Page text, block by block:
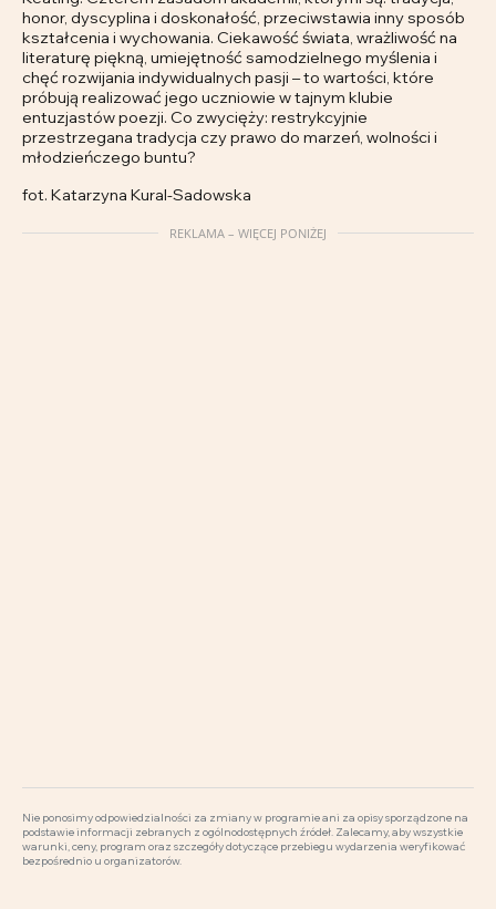
honor, dyscyplina i doskonałość, przeciwstawia inny sposób
kształcenia i wychowania. Ciekawość świata, wrażliwość na
literaturę piękną, umiejętność samodzielnego myślenia i
chęć rozwijania indywidualnych pasji – to wartości, które
próbują realizować jego uczniowie w tajnym klubie
entuzjastów poezji. Co zwycięży: restrykcyjnie
przestrzegana tradycja czy prawo do marzeń, wolności i
młodzieńczego buntu?
fot. Katarzyna Kural-Sadowska
REKLAMA – WIĘCEJ PONIŻEJ
Nie ponosimy odpowiedzialności za zmiany w programie ani za opisy sporządzone na
podstawie informacji zebranych z ogólnodostępnych źródeł. Zalecamy, aby wszystkie
warunki, ceny, program oraz szczegóły dotyczące przebiegu wydarzenia weryfikować
bezpośrednio u organizatorów.